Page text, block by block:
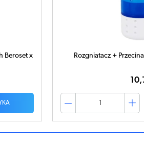
Rozgniatacz + Przecinacz do tabletek x 1 sztuka
DO KOSZYKA